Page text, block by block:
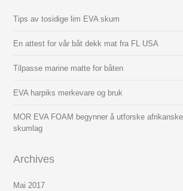
Tips av tosidige lim EVA skum
En attest for vår båt dekk mat fra FL USA
Tilpasse marine matte for båten
EVA harpiks merkevare og bruk
MOR EVA FOAM begynner å utforske
skumlag
Archives
Mai2017